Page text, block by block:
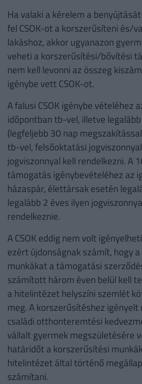
Ha valaki a kérelem a
fel CSOK-ot a korszerűsíteni és/
lakáshoz, akkor ugyanazon
veheti a korszerűsítési/bővítési
nem kell levonni az összeg
igénybe vett CSOK-ot.
A falusi CSOK igénybe vételéhez
időpontban tb-vel, illetve
(legfeljebb 30 nap
tb-vel, felsőoktatási
jogviszonnyal kell rendelkezni. A
támogatás igénybevételéhez az
házaspár, élettársak esetén
legalább 2 éves ilyen
rendelkeznie.
A CSOK eddig nem volt
ezért újdonságnak számít, hogy
munkákat a támogatási
számított három éven belül kell
a hitelintézet helyszíni szemlét
meg. A korszerűsítéshez
családi otthonteremtési
vállalt gyermek megszületésére
határidőt a korszerűsítési
hitelintézet által történő
számítani.